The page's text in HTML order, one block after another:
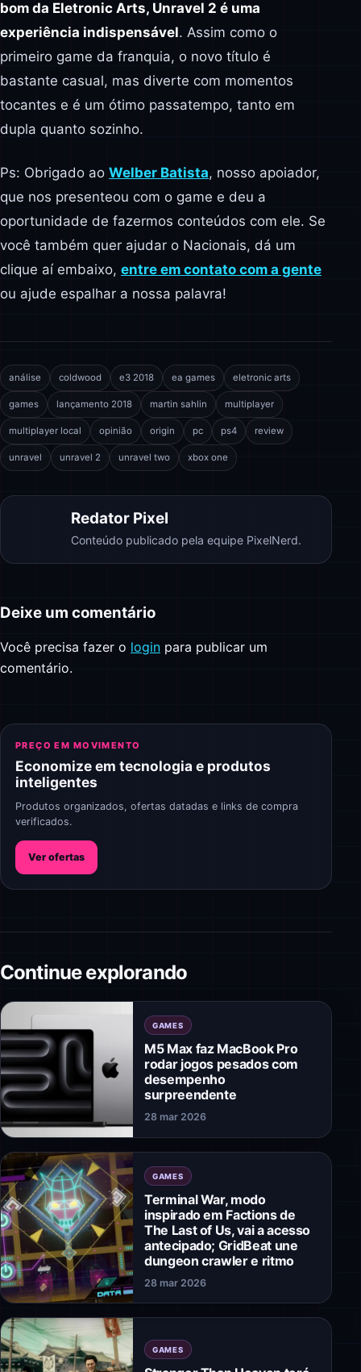
bom da Eletronic Arts, Unravel 2 é uma
experiência indispensável. Assim como o
primeiro game da franquia, o novo título é
bastante casual, mas diverte com momentos
tocantes e é um ótimo passatempo, tanto em
dupla quanto sozinho.
Ps: Obrigado ao Welber Batista, nosso apoiador,
que nos presenteou com o game e deu a
oportunidade de fazermos conteúdos com ele. Se
você também quer ajudar o Nacionais, dá um
clique aí embaixo, entre em contato com a gente
ou ajude espalhar a nossa palavra!
análise coldwood e3 2018 ea games eletronic arts
games lançamento 2018 martin sahlin multiplayer
multiplayer local opinião origin pc ps4 review
unravel unravel 2 unravel two xbox one
Redator Pixel
Conteúdo publicado pela equipe PixelNerd.
Deixe um comentário
Você precisa fazer o login para publicar um
comentário.
PREÇO EM MOVIMENTO
Economize em tecnologia e produtos
inteligentes
Produtos organizados, ofertas datadas e links de compra
verificados.
Ver ofertas
Continue explorando
GAMES
M5 Max faz MacBook Pro
rodar jogos pesados com
desempenho
surpreendente
28 mar 2026
GAMES
Terminal War, modo
inspirado em Factions de
The Last of Us, vai a acesso
antecipado; GridBeat une
dungeon crawler e ritmo
28 mar 2026
GAMES